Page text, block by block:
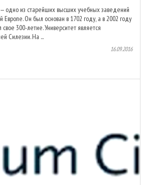
— одно из старейших высших учебных заведений
Европе. Он был основан в 1702 году, а в 2002 году
300-летие. Университет является
Силезии. На ...
16.09.2016